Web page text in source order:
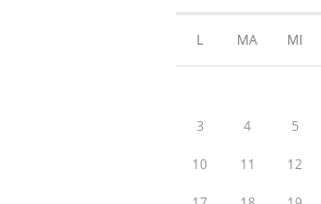
L MA MI
3 4 5
10 11 12